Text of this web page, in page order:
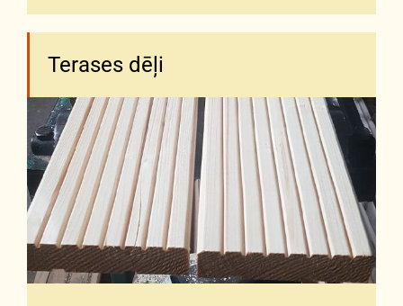
Terases dēļi